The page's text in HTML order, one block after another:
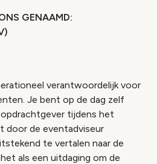
GENAAMD:
verantwoordelijk voor
Je bent op de dag zelf
tijdens het
door de eventadviseur
te vertalen naar de
als een uitdaging om de